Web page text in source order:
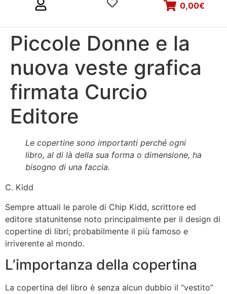
0,00€
Piccole Donne e la
nuova veste grafica
firmata Curcio
Editore
Le copertine sono importanti perché ogni
libro, al di là della sua forma o dimensione, ha
bisogno di una faccia.
C. Kidd
Sempre attuali le parole di Chip Kidd, scrittore ed
editore statunitense noto principalmente per il design di
copertine di libri; probabilmente il più famoso e
irriverente al mondo.
L’importanza della copertina
La copertina del libro è senza alcun dubbio il “vestito”